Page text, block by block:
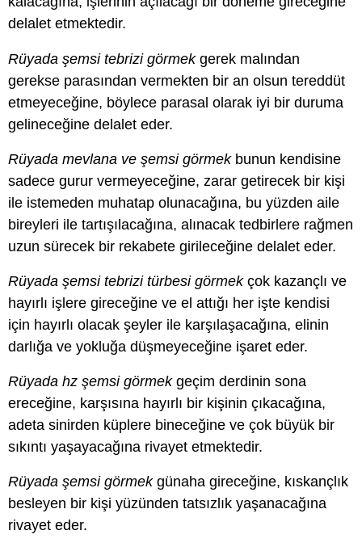
delalet etmektedir.
Rüyada şemsi tebrizi görmekgerek malından
gerekse parasından vermekten bir an olsun tereddüt
etmeyeceğine, böylece parasal olarak iyi bir duruma
gelineceğine delalet eder.
Rüyada mevlana ve şemsi görmekbunun kendisine
sadece gurur vermeyeceğine, zarar getirecek bir kişi
ile istemeden muhatap olunacağına, bu yüzden aile
bireyleri ile tartışılacağına, alınacak tedbirlere rağmen
uzun sürecek bir rekabete girileceğine delalet eder.
Rüyada şemsi tebrizi türbesi görmekçok kazançlı ve
hayırlı işlere gireceğine ve el attığı her işte kendisi
için hayırlı olacak şeyler ile karşılaşacağına, elinin
darlığa ve yokluğa düşmeyeceğine işaret eder.
Rüyada hz şemsi görmekgeçim derdinin sona
ereceğine, karşısına hayırlı bir kişinin çıkacağına,
adeta sinirden küplere bineceğine ve çok büyük bir
sıkıntı yaşayacağına rivayet etmektedir.
Rüyada şemsi görmekgünaha gireceğine, kıskançlık
besleyen bir kişi yüzünden tatsızlık yaşanacağına
rivayet eder.